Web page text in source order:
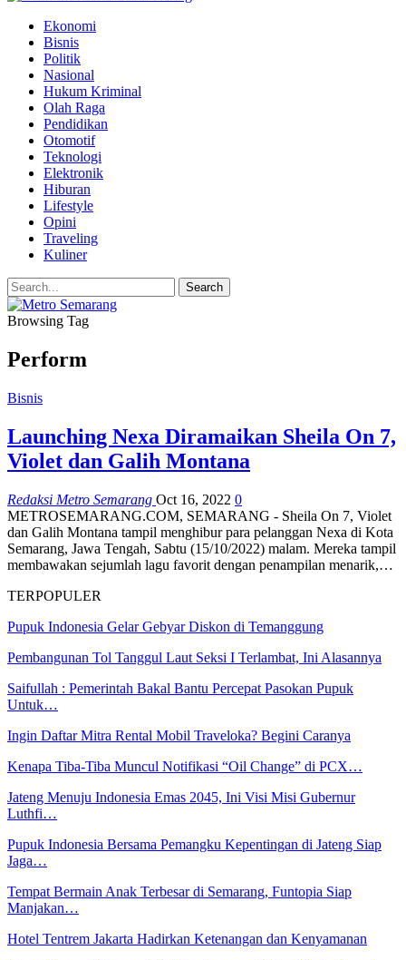
Ekonomi
Bisnis
Politik
Nasional
Hukum Kriminal
Olah Raga
Pendidikan
Otomotif
Teknologi
Elektronik
Hiburan
Lifestyle
Opini
Traveling
Kuliner
Browsing Tag
Perform
Bisnis
Launching Nexa Diramaikan Sheila On 7,
Violet dan Galih Montana
Redaksi Metro Semarang Oct 16, 2022 0
METROSEMARANG.COM, SEMARANG - Sheila On 7, Violet
dan Galih Montana tampil menghibur para pelanggan Nexa di Kota
Semarang, Jawa Tengah, Sabtu (15/10/2022) malam. Mereka tampil
membawakan sejumlah lagu favorit dengan penampilan menarik,…
TERPOPULER
Pupuk Indonesia Gelar Gebyar Diskon di Temanggung
Pembangunan Tol Tanggul Laut Seksi I Terlambat, Ini Alasannya
Saifullah : Pemerintah Bakal Bantu Percepat Pasokan Pupuk
Untuk…
Ingin Daftar Mitra Rental Mobil Traveloka? Begini Caranya
Kenapa Tiba-Tiba Muncul Notifikasi “Oil Change” di PCX…
Jateng Menuju Indonesia Emas 2045, Ini Visi Misi Gubernur
Luthfi…
Pupuk Indonesia Bersama Pemangku Kepentingan di Jateng Siap
Jaga…
Tempat Bermain Anak Terbesar di Semarang, Funtopia Siap
Manjakan…
Hotel Tentrem Jakarta Hadirkan Ketenangan dan Kenyamanan